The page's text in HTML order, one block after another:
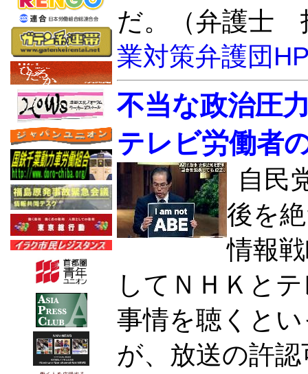
だ。（弁護士
業対策弁護団
不当な政治圧
テレビ労働者
自民
後を
情報
してＮＨＫと
事情を聴くと
が、放送の許